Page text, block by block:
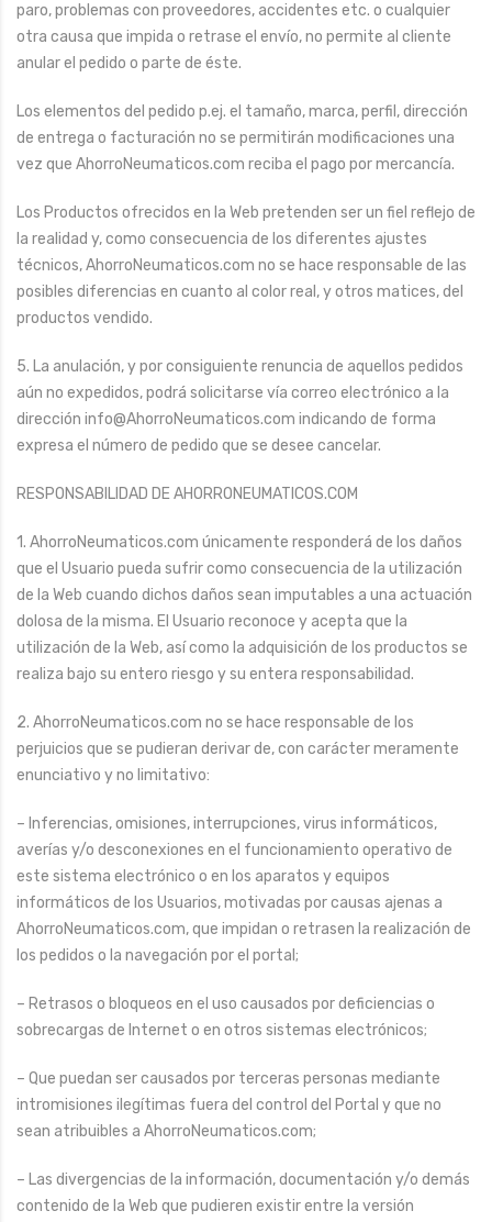
paro, problemas con proveedores, accidentes etc. o cualquier
otra causa que impida o retrase el envío, no permite al cliente
anular el pedido o parte de éste.
Los elementos del pedido p.ej. el tamaño, marca, perfil, dirección
de entrega o facturación no se permitirán modificaciones una
vez que AhorroNeumaticos.com reciba el pago por mercancía.
Los Productos ofrecidos en la Web pretenden ser un fiel reflejo de
la realidad y, como consecuencia de los diferentes ajustes
técnicos, AhorroNeumaticos.com no se hace responsable de las
posibles diferencias en cuanto al color real, y otros matices, del
productos vendido.
5. La anulación, y por consiguiente renuncia de aquellos pedidos
aún no expedidos, podrá solicitarse vía correo electrónico a la
dirección info@AhorroNeumaticos.com indicando de forma
expresa el número de pedido que se desee cancelar.
RESPONSABILIDAD DE AHORRONEUMATICOS.COM
1. AhorroNeumaticos.com únicamente responderá de los daños
que el Usuario pueda sufrir como consecuencia de la utilización
de la Web cuando dichos daños sean imputables a una actuación
dolosa de la misma. El Usuario reconoce y acepta que la
utilización de la Web, así como la adquisición de los productos se
realiza bajo su entero riesgo y su entera responsabilidad.
2. AhorroNeumaticos.com no se hace responsable de los
perjuicios que se pudieran derivar de, con carácter meramente
enunciativo y no limitativo:
– Inferencias, omisiones, interrupciones, virus informáticos,
averías y/o desconexiones en el funcionamiento operativo de
este sistema electrónico o en los aparatos y equipos
informáticos de los Usuarios, motivadas por causas ajenas a
AhorroNeumaticos.com, que impidan o retrasen la realización de
los pedidos o la navegación por el portal;
– Retrasos o bloqueos en el uso causados por deficiencias o
sobrecargas de Internet o en otros sistemas electrónicos;
– Que puedan ser causados por terceras personas mediante
intromisiones ilegítimas fuera del control del Portal y que no
sean atribuibles a AhorroNeumaticos.com;
– Las divergencias de la información, documentación y/o demás
contenido de la Web que pudieren existir entre la versión